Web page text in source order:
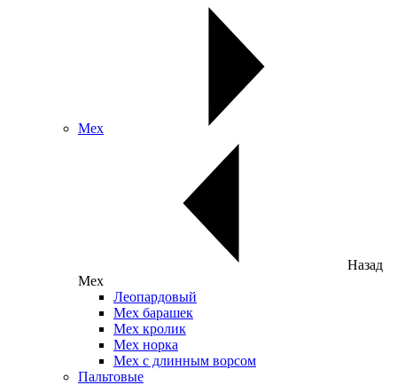
Мех
Назад
Мех
Леопардовый
Мех барашек
Мех кролик
Мех норка
Мех с длинным ворсом
Пальтовые